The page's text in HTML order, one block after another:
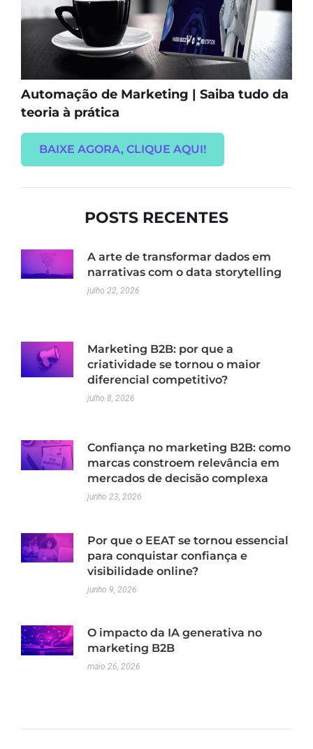
Automação de Marketing | Saiba tudo da
teoria à prática
BAIXE AGORA, CLIQUE AQUI!
POSTS RECENTES
A arte de transformar dados em
narrativas com o data storytelling
julho 22, 2026
Marketing B2B: por que a
criatividade se tornou o maior
diferencial competitivo?
julho 8, 2026
Confiança no marketing B2B: como
marcas constroem relevância em
mercados de decisão complexa
junho 23, 2026
Por que o EEAT se tornou essencial
para conquistar confiança e
visibilidade online?
junho 9, 2026
O impacto da IA generativa no
marketing B2B
maio 26, 2026